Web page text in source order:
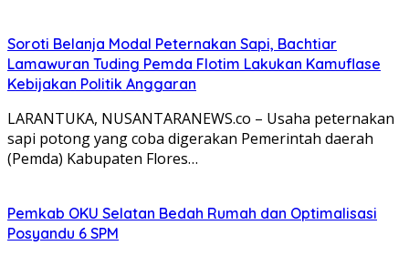
Soroti Belanja Modal Peternakan Sapi, Bachtiar
Lamawuran Tuding Pemda Flotim Lakukan Kamuflase
Kebijakan Politik Anggaran
LARANTUKA, NUSANTARANEWS.co – Usaha peternakan
sapi potong yang coba digerakan Pemerintah daerah
(Pemda) Kabupaten Flores…
Pemkab OKU Selatan Bedah Rumah dan Optimalisasi
Posyandu 6 SPM